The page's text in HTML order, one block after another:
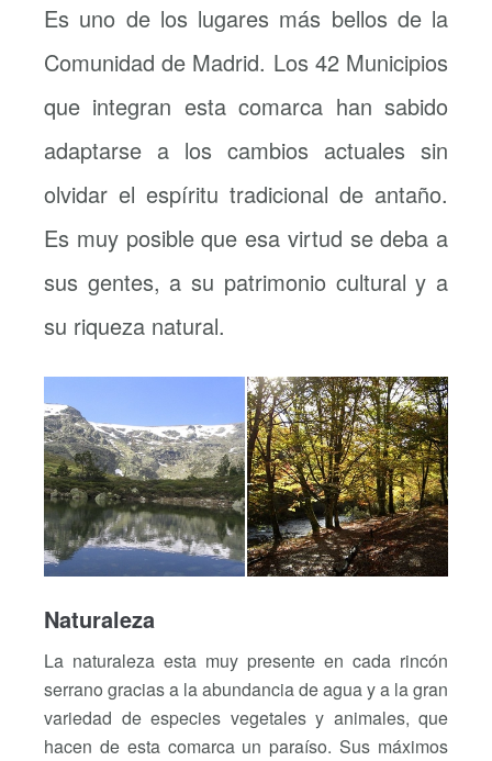
Es uno de los lugares más bellos de la
Comunidad de Madrid. Los 42 Municipios
que integran esta comarca han sabido
adaptarse a los cambios actuales sin
olvidar el espíritu tradicional de antaño.
Es muy posible que esa virtud se deba a
sus gentes, a su patrimonio cultural y a
su riqueza natural.
Naturaleza
La naturaleza esta muy presente en cada rincón
serrano gracias a la abundancia de agua y a la gran
variedad de especies vegetales y animales, que
hacen de esta comarca un paraíso. Sus máximos